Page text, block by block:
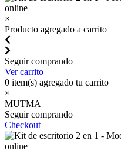
×
Producto agregado a carrito
Seguir comprando
Ver carrito
0 item(s) agregado tu carrito
×
MUTMA
Seguir comprando
Checkout